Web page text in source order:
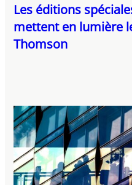
Les éditions
mettent en lumière
Thomson